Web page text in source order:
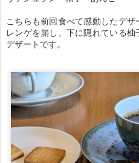
こちらも前回食べて感動したデ
レンゲを崩し、下に隠れている
デザートです。